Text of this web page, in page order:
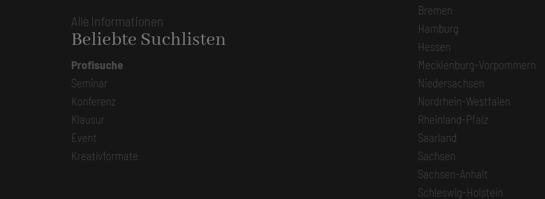
Alle Informationen
Beliebte Suchlisten
Profisuche
Seminar
Konferenz
Klausur
Event
Kreativformate
Bremen
Hamburg
Hessen
Mecklenburg-Vorpommern
Niedersachsen
Nordrhein-Westfalen
Rheinland-Pfalz
Saarland
Sachsen
Sachsen-Anhalt
Schleswig-Holstein